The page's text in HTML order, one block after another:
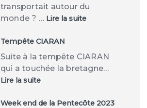
transportait autour du
monde ? … Lire la suite:
Tempête CIARAN
Suite à la tempête CIARAN
qui a touchée la bretagne…
Lire la suite:
Week end de la Pentecôte 2023